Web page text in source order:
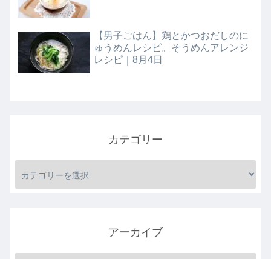
【男子ごはん】鶏とかつおだしのに
ゅうめんレシピ。そうめんアレンジ
レシピ｜8月4日
カテゴリー
アーカイブ